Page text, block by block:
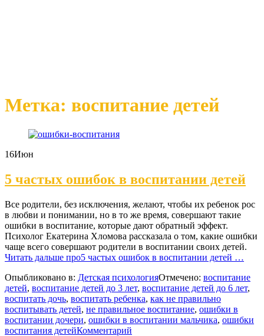
Метка: воспитание детей
16Июн
5 частых ошибок в воспитании детей
Все родители, без исключения, желают, чтобы их ребенок рос
в любви и понимании, но в то же время, совершают такие
ошибки в воспитание, которые дают обратный эффект.
Психолог Екатерина Хломова рассказала о том, какие ошибки
чаще всего совершают родители в воспитании своих детей.
Читать дальше про5 частых ошибок в воспитании детей …
Опыбликовано в: Детская психологияОтмечено: воспитание
детей, воспитание детей до 3 лет, воспитание детей до 6 лет,
воспитать дочь, воспитать ребенка, как не правильно
воспитывать детей, не правильное воспитание, ошибки в
воспитании дочери, ошибки в воспитании мальчика, ошибки
воспитания детейКомментарий